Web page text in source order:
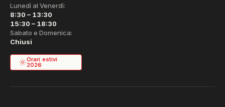
Lunedì al Venerdì:
8:30 – 13:30
15:30 – 18:30
Sabato e Domenica:
Chiusi
Orari estivi
2026